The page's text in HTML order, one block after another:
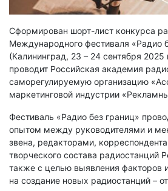
Сформирован шорт-лист конкурса
Международного фестиваля «Радио
(Калининград, 23 – 24 сентября 2025
проводит Российская академия
саморегулируемую организацию
маркетинговой индустрии
Фестиваль «Радио без границ»
опытом между руководителями и
звена, редакторами,
творческого состава радиостанций
также с целью выявления факторов
на создание новых радиостанций –